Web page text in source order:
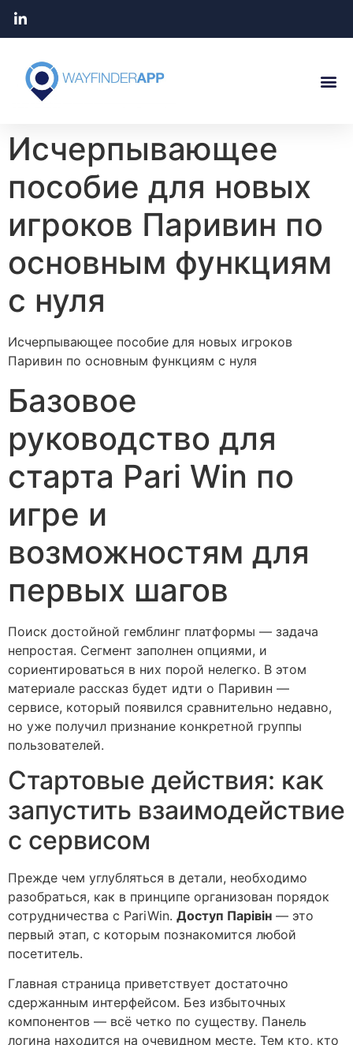
Исчерпывающее
пособие для новых
игроков Паривин по
основным функциям
с нуля
Исчерпывающее пособие для новых игроков
Паривин по основным функциям с нуля
Базовое
руководство для
старта Pari Win по
игре и
возможностям для
первых шагов
Поиск достойной гемблинг платформы — задача
непростая. Сегмент заполнен опциями, и
сориентироваться в них порой нелегко. В этом
материале рассказ будет идти о Паривин —
сервисе, который появился сравнительно недавно,
но уже получил признание конкретной группы
пользователей.
Стартовые действия: как
запустить взаимодействие
с сервисом
Прежде чем углубляться в детали, необходимо
разобраться, как в принципе организован порядок
сотрудничества с PariWin. Доступ Парівін — это
первый этап, с которым познакомится любой
посетитель.
Главная страница приветствует достаточно
сдержанным интерфейсом. Без избыточных
компонентов — всё четко по существу. Панель
логина находится на очевидном месте. Тем кто, кто